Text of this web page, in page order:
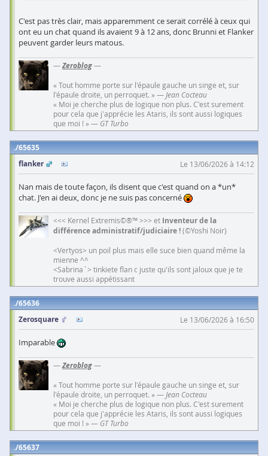
C'est pas très clair, mais apparemment ce serait corrélé à ceux qui
ont eu un chat quand ils avaient 9 à 12 ans, donc Brunni et Flanker
peuvent garder leurs matous.
—Zeroblog—
« Tout homme porte sur l'épaule gauche un singe et, sur
l'épaule droite, un perroquet. » — Jean Cocteau
« Moi je cherche plus de logique non plus. C'est surement
pour cela que j'apprécie les Ataris, ils sont aussi logiques
que moi ! » — GT Turbo
65635
flanker
Le 13/06/2026 à 14:12
Nan mais de toute façon, ils disent que c'est quand on a *un*
chat. J'en ai deux, donc je ne suis pas concerné
<<< Kernel Extremis©®™ >>> et Inventeur de la
différence administratif/judiciaire !(©Yoshi Noir)
<Vertyos> un poil plus mais elle suce bien quand même la
mienne ^^
<Sabrina`> tinkiete flan c juste qu'ils sont jaloux que je te
trouve aussi appétissant
65636
Zerosquare
Le 13/06/2026 à 16:50
Imparable
—Zeroblog—
« Tout homme porte sur l'épaule gauche un singe et, sur
l'épaule droite, un perroquet. » — Jean Cocteau
« Moi je cherche plus de logique non plus. C'est surement
pour cela que j'apprécie les Ataris, ils sont aussi logiques
que moi ! » — GT Turbo
65637